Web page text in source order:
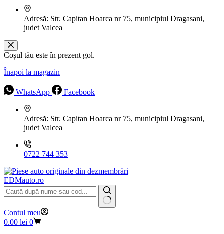
Adresă: Str. Capitan Hoarca nr 75, municipiul Dragasani,
judet Valcea
Coșul tău este în prezent gol.
Înapoi la magazin
WhatsApp Facebook
Adresă: Str. Capitan Hoarca nr 75, municipiul Dragasani,
judet Valcea
0722 744 353
EDMauto.ro
Niciun
rezultat
Contul meu
Coș
0.00 lei 0